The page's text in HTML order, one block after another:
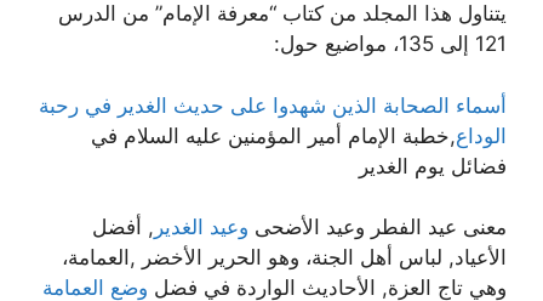
يتناول هذا المجلد من كتاب “معرفة الإمام” من الدرس
121 إلى 135، مواضيع حول:
أسماء الصحابة الذين شهدوا على حديث الغدير في رحبة
الوداع,خطبة الإمام أمير المؤمنين عليه السلام في
فضائل يوم الغدير
معنى عيد الفطر وعيد الأضحى وعيد الغدير , أفضل
الأعياد, لباس أهل الجنة، وهو الحرير الأخضر ,العمامة،
وهي تاج العزة, الأحاديث الواردة في فضل وضع العمامة